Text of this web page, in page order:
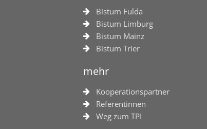
Bistum Fulda
Bistum Limburg
Bistum Mainz
Bistum Trier
mehr
Kooperationspartner
Referentinnen
Weg zum TPI